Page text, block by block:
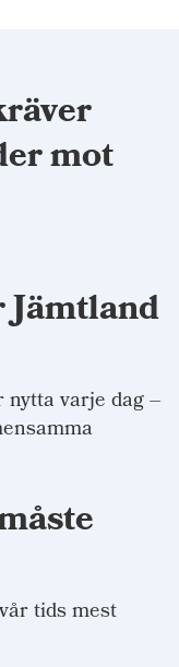
mot
varje dag –
tids mest